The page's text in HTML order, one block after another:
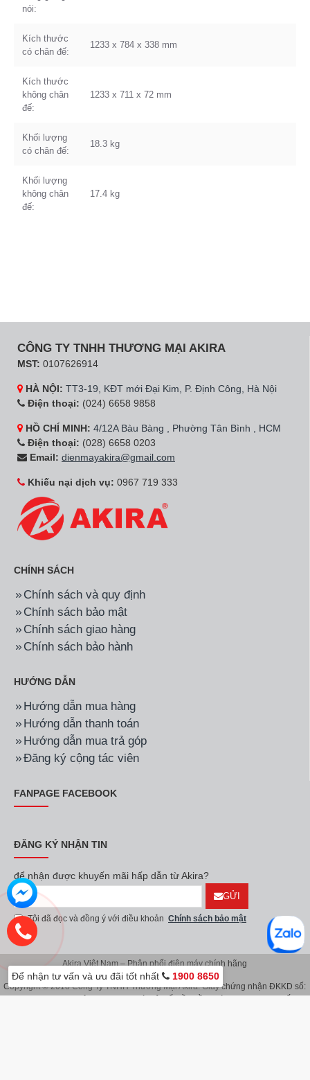
nói:
Kích thước
có chân đế:
1233 x 784 x 338 mm
Kích thước
không chân
đế:
1233 x 711 x 72 mm
Khối lượng
có chân đế:
18.3 kg
Khối lượng
không chân
đế:
17.4 kg
CÔNG TY TNHH THƯƠNG MẠI AKIRA
MST: 0107626914
HÀ NỘI: TT3-19, KĐT mới Đại Kim, P. Định Công, Hà Nội
Điện thoại: (024) 6658 9858
HỒ CHÍ MINH: 4/12A Bàu Bàng , Phường Tân Bình , HCM
Điện thoại: (028) 6658 0203
Email: dienmayakira@gmail.com
Khiếu nại dịch vụ: 0967 719 333
CHÍNH SÁCH
Chính sách và quy định
Chính sách bảo mật
Chính sách giao hàng
Chính sách bảo hành
HƯỚNG DẪN
Hướng dẫn mua hàng
Hướng dẫn thanh toán
Hướng dẫn mua trả góp
Đăng ký cộng tác viên
FANPAGE FACEBOOK
ĐĂNG KÝ NHẬN TIN
để nhận được khuyến mãi hấp dẫn từ Akira?
GỬI
Tôi đã đọc và đồng ý với điều khoản Chính sách bảo mật
Akira Việt Nam – Phân phối điện máy chính hãng
Copyright © 2018 Công Ty TNHH Thương Mại Akira. Giấy chứng nhận ĐKKD số:
Để nhận tư vấn và ưu đãi tốt nhất 1900 8650